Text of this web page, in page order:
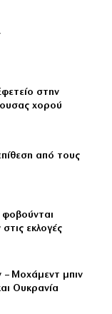
στην
χορού
από τους
εκλογές
– Μοχάμεντ μπιν
Ουκρανία